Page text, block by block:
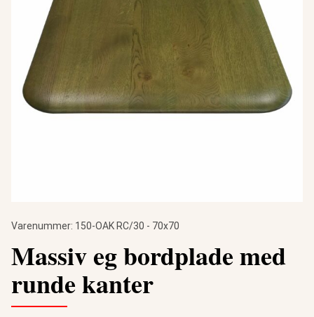
Varenummer: 150-OAK RC/30 - 70x70
Massiv eg bordplade med
runde kanter